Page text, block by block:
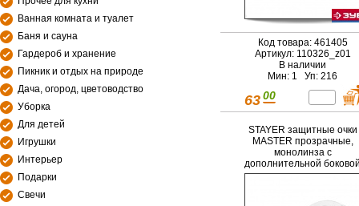
Ванная комната и туалет
Баня и сауна
Гардероб и хранение
Пикник и отдых на природе
Дача, огород, цветоводство
Уборка
Для детей
Игрушки
Интерьер
Подарки
Свечи
Код товара: 461405
Артикул: 110326_z01
В наличии
Мин: 1 Уп: 216
63 00
STAYER защитные очки
MASTER прозрачные,
монолинза с
дополнительной
защитой и